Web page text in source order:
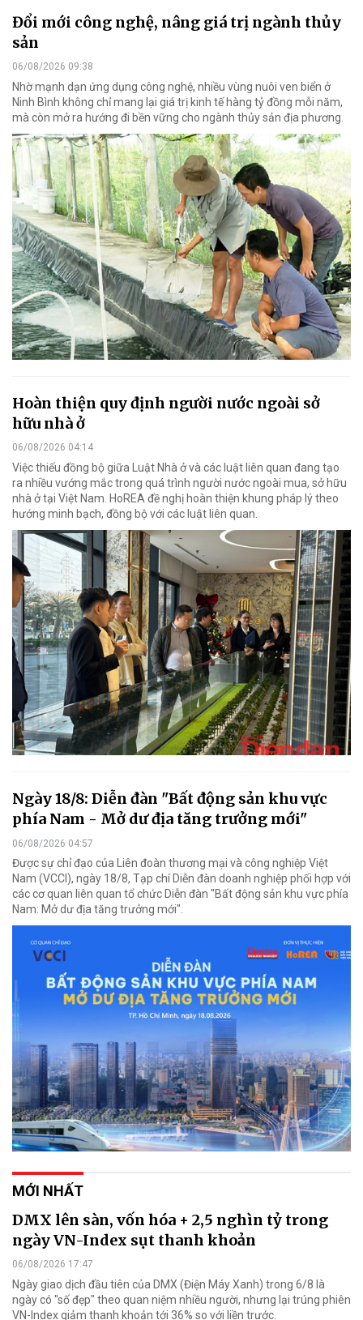
Đổi mới công nghệ, nâng giá trị ngành thủy
sản
06/08/2026 09:38
Nhờ mạnh dạn ứng dụng công nghệ, nhiều vùng nuôi ven biển ở
Ninh Bình không chỉ mang lại giá trị kinh tế hàng tỷ đồng mỗi năm,
mà còn mở ra hướng đi bền vững cho ngành thủy sản địa phương.
Hoàn thiện quy định người nước ngoài sở
hữu nhà ở
06/08/2026 04:14
Việc thiếu đồng bộ giữa Luật Nhà ở và các luật liên quan đang tạo
ra nhiều vướng mắc trong quá trình người nước ngoài mua, sở hữu
nhà ở tại Việt Nam. HoREA đề nghị hoàn thiện khung pháp lý theo
hướng minh bạch, đồng bộ với các luật liên quan.
Ngày 18/8: Diễn đàn "Bất động sản khu vực
phía Nam - Mở dư địa tăng trưởng mới"
06/08/2026 04:57
Được sự chỉ đạo của Liên đoàn thương mại và công nghiệp Việt
Nam (VCCI), ngày 18/8, Tạp chí Diễn đàn doanh nghiệp phối hợp với
các cơ quan liên quan tổ chức Diễn đàn "Bất động sản khu vực phía
Nam: Mở dư địa tăng trưởng mới".
MỚI NHẤT
DMX lên sàn, vốn hóa + 2,5 nghìn tỷ trong
ngày VN-Index sụt thanh khoản
06/08/2026 17:47
Ngày giao dịch đầu tiên của DMX (Điện Máy Xanh) trong 6/8 là
ngày có "số đẹp" theo quan niệm nhiều người, nhưng lại trúng phiên
VN-Index giảm thanh khoản tới 36% so với liền trước.